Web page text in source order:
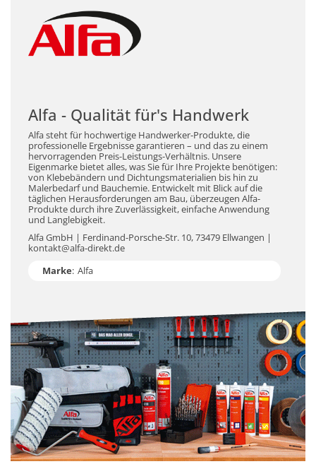
Alfa - Qualität für's Handwerk
Alfa steht für hochwertige Handwerker-Produkte, die
professionelle Ergebnisse garantieren – und das zu einem
hervorragenden Preis-Leistungs-Verhältnis. Unsere
Eigenmarke bietet alles, was Sie für Ihre Projekte benötigen:
von Klebebändern und Dichtungsmaterialien bis hin zu
Malerbedarf und Bauchemie. Entwickelt mit Blick auf die
täglichen Herausforderungen am Bau, überzeugen Alfa-
Produkte durch ihre Zuverlässigkeit, einfache Anwendung
und Langlebigkeit.
Alfa GmbH | Ferdinand-Porsche-Str. 10, 73479 Ellwangen |
kontakt@alfa-direkt.de
Marke: Alfa